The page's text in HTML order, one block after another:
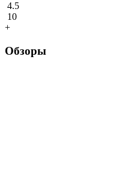
4.5
10
+
Обзоры